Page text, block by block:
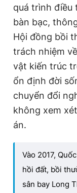
quá trình điều
bàn bạc,
Hội đồng bồi
trách nhiệm
vật kiến trúc
ổn định đời
chuyển đổi
không xem xét
án.
Vào 2017,
hồi đất, bồi
sân bay Long